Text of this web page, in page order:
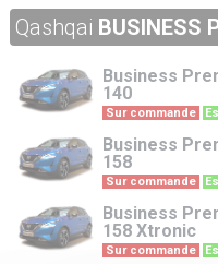
Qashqai BUSINESS
Business
140
Sur commande
Business
158
Sur commande
Business
158 Xtronic
Sur commande